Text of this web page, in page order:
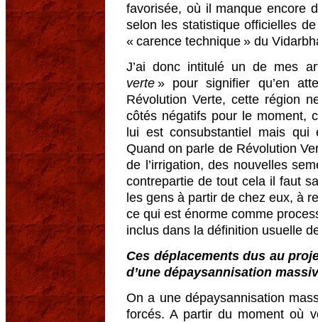
favorisée, où il manque encore
selon les statistique officielles
« carence technique » du
J’ai donc intitulé un de mes
verte » pour signifier qu’en
Révolution Verte, cette région
côtés négatifs pour le moment,
lui est consubstantiel mais qui
Quand on parle de Révolution
de l’irrigation, des nouvelles
contrepartie de tout cela il faut
les gens à partir de chez eux, à
ce qui est énorme comme
inclus dans la définition usuelle
Ces déplacements dus au
d’une dépaysannisation
On a une dépaysannisation
forcés. A partir du moment où